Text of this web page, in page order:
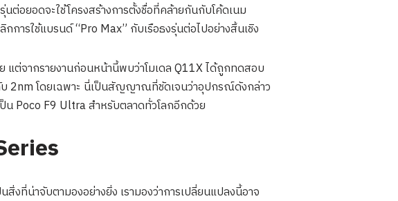
ต่อยอดจะใช้โครงสร้างการตั้งชื่อที่คล้ายกันกับโค้ดเนม
การใช้แบรนด์ “Pro Max” กับเรือธงรุ่นต่อไปอย่างสิ้นเชิง
แต่จากรายงานก่อนหน้านี้พบว่าโมเดล Q11X ได้ถูกทดสอบ
บ 2nm โดยเฉพาะ นี่เป็นสัญญาณที่ชัดเจนว่าอุปกรณ์ดังกล่าว
น Poco F9 Ultra สำหรับตลาดทั่วโลกอีกด้วย
สิ่งที่น่าจับตามองอย่างยิ่ง เรามองว่าการเปลี่ยนแปลงนี้อาจ